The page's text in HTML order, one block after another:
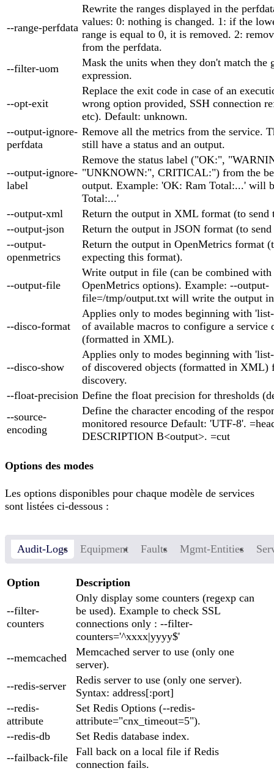
--range-perfdata
Rewrite the ranges displayed in the
values: 0: nothing is changed. 1: if the
range is equal to 0, it is removed. 2:
from the perfdata.
--filter-uom
Mask the units when they don't match the
expression.
--opt-exit
Replace the exit code in case of an
wrong option provided, SSH connection
etc). Default: unknown.
--output-ignore-
perfdata
Remove all the metrics from the service.
still have a status and an output.
--output-ignore-
label
Remove the status label ("OK:",
"UNKNOWN:", CRITICAL:") from the
output. Example: 'OK: Ram Total:...' will
Total:...'
--output-xml
Return the output in XML format (to
--output-json
Return the output in JSON format (to
--output-
openmetrics
Return the output in OpenMetrics format
expecting this format).
--output-file
Write output in file (can be combined
OpenMetrics options). Example: --output-
file=/tmp/output.txt will write the output
--disco-format
Applies only to modes beginning with
of available macros to configure a service
(formatted in XML).
--disco-show
Applies only to modes beginning with
of discovered objects (formatted in XML)
discovery.
--float-precision Define the float precision for thresholds
--source-
encoding
Define the character encoding of the
monitored resource Default: 'UTF-8'.
DESCRIPTION B<output>. =cut
Options des modes
Les options disponibles pour chaque modèle de services
sont listées ci-dessous :
Audit-Logs Equipment Faults Mgmt-Entities
Option Description
--filter-
counters
Only display some counters (regexp can
be used). Example to check SSL
connections only : --filter-
counters='^xxxx|yyyy$'
--memcached
Memcached server to use (only one
server).
--redis-server
Redis server to use (only one server).
Syntax: address[:port]
--redis-
attribute
Set Redis Options (--redis-
attribute="cnx_timeout=5").
--redis-db
Set Redis database index.
--failback-file
Fall back on a local file if Redis
connection fails.